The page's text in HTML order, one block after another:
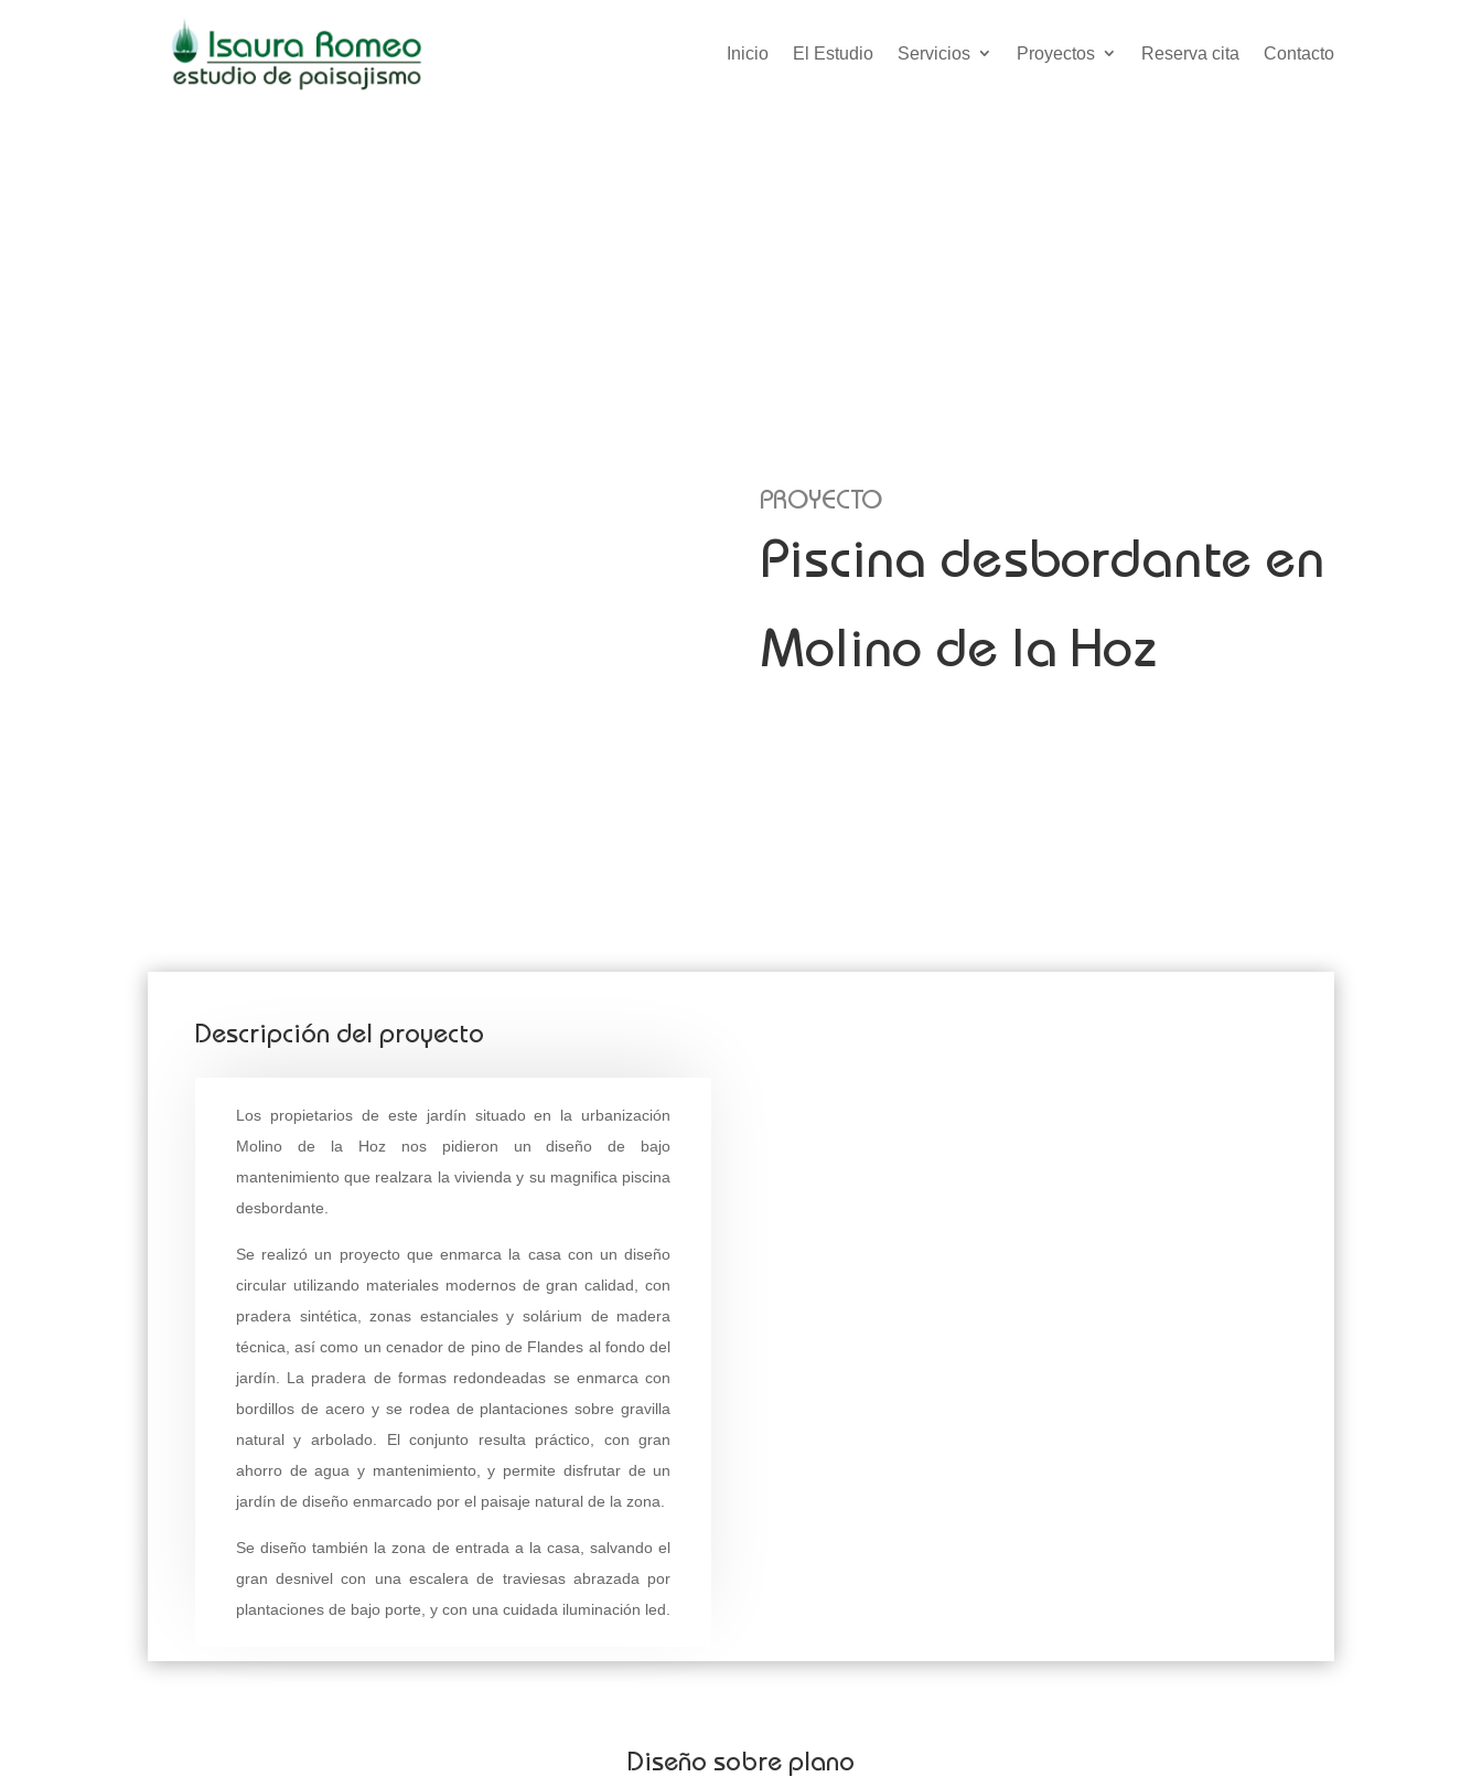
Inicio El Estudio Servicios Proyectos Reserva cita Contacto
PROYECTO
Piscina desbordante en
Molino de la Hoz
Descripción del proyecto
Los propietarios de este jardín situado en la urbanización
Molino de la Hoz nos pidieron un diseño de bajo
mantenimiento que realzara la vivienda y su magnifica piscina
desbordante.
Se realizó un proyecto que enmarca la casa con un diseño
circular utilizando materiales modernos de gran calidad, con
pradera sintética, zonas estanciales y solárium de madera
técnica, así como un cenador de pino de Flandes al fondo del
jardín. La pradera de formas redondeadas se enmarca con
bordillos de acero y se rodea de plantaciones sobre gravilla
natural y arbolado. El conjunto resulta práctico, con gran
ahorro de agua y mantenimiento, y permite disfrutar de un
jardín de diseño enmarcado por el paisaje natural de la zona.
Se diseño también la zona de entrada a la casa, salvando el
gran desnivel con una escalera de traviesas abrazada por
plantaciones de bajo porte, y con una cuidada iluminación led.
Diseño sobre plano